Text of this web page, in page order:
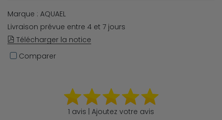
Marque : AQUAEL
Livraison prévue entre 4 et 7 jours
Télécharger la notice
Comparer
1 avis | Ajoutez votre avis